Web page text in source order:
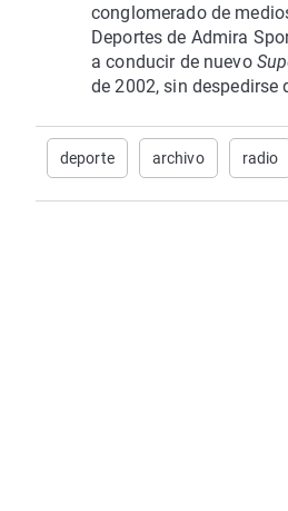
conglomerado de
Deportes de Admira
a conducir de nuevo
de 2002, sin despedirse
deporte archivo radio